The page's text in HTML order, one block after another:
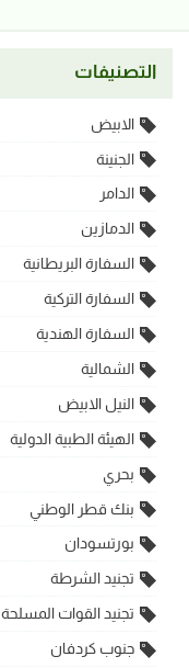
التصنيفات
الابيض
الجنينة
الدامر
الدمازين
السفارة البريطانية
السفارة التركية
السفارة الهندية
الشمالية
النيل الابيض
الهيئة الطبية الدولية
بحري
بنك قطر الوطني
بورتسودان
تجنيد الشرطة
تجنيد القوات المسلحة
جنوب كردفان